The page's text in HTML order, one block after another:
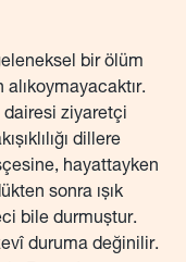
bir ölüm
dairesi ziyaretçi
dillere
hayattayken
sonra ışık
bile durmuştur.
duruma değinilir.